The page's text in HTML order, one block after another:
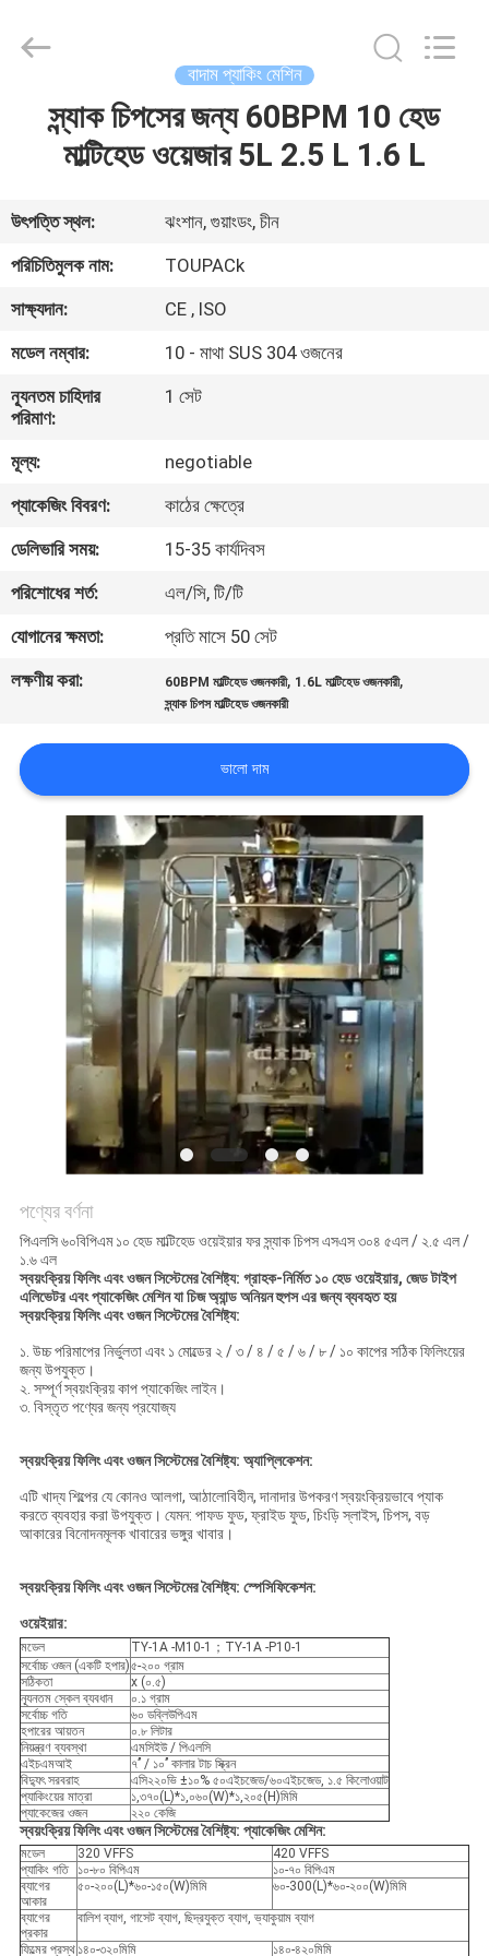
আমাদের
সম্পর্কে
ফ্যাক্টরি
ট্যুর
মান
নিয়ন্ত্রণ
আমাদের
সাথে
যোগাযোগ
করুন
খবর
SITEMAP
গোপনীয়তা
নীতি
বাদাম প্যাকিং মেশিন
স্ন্যাক চিপসের জন্য 60BPM 10 হেড
মাল্টিহেড ওয়েজার 5L 2.5 L 1.6 L
উৎপত্তি স্থল:
ঝংশান, গুয়াংডং, চীন
পরিচিতিমুলক নাম:
TOUPACk
সাক্ষ্যদান:
CE , ISO
মডেল নম্বার:
10 - মাথা SUS 304 ওজনের
ন্যূনতম চাহিদার
পরিমাণ:
1 সেট
মূল্য:
negotiable
প্যাকেজিং বিবরণ:
কাঠের ক্ষেত্রে
ডেলিভারি সময়:
15-35 কার্যদিবস
পরিশোধের শর্ত:
এল/সি, টি/টি
যোগানের ক্ষমতা:
প্রতি মাসে 50 সেট
লক্ষণীয় করা:
60BPM মাল্টিহেড ওজনকারী, 1.6L মাল্টিহেড ওজনকারী,
স্ন্যাক চিপস মাল্টিহেড ওজনকারী
ভালো দাম
পণ্যের বর্ণনা
পিএলসি ৬০বিপিএম ১০ হেড মাল্টিহেড ওয়েইয়ার ফর স্ন্যাক চিপস এসএস ৩০৪ ৫এল / ২.৫ এল /
১.৬ এল
স্বয়ংক্রিয় ফিলিং এবং ওজন সিস্টেমের বৈশিষ্ট্য: গ্রাহক-নির্মিত ১০ হেড ওয়েইয়ার, জেড টাইপ
এলিভেটর এবং প্যাকেজিং মেশিন যা চিজ অ্যান্ড অনিয়ন হুপস এর জন্য ব্যবহৃত হয়
স্বয়ংক্রিয় ফিলিং এবং ওজন সিস্টেমের বৈশিষ্ট্য:
১. উচ্চ পরিমাপের নির্ভুলতা এবং ১ মোল্ডের ২ / ৩ / ৪ / ৫ / ৬ / ৮ / ১০ কাপের সঠিক ফিলিংয়ের
জন্য উপযুক্ত।
২. সম্পূর্ণ স্বয়ংক্রিয় কাপ প্যাকেজিং লাইন।
৩. বিস্তৃত পণ্যের জন্য প্রযোজ্য
স্বয়ংক্রিয় ফিলিং এবং ওজন সিস্টেমের বৈশিষ্ট্য: অ্যাপ্লিকেশন:
এটি খাদ্য শিল্পের যে কোনও আলগা, আঠালোবিহীন, দানাদার উপকরণ স্বয়ংক্রিয়ভাবে প্যাক
করতে ব্যবহার করা উপযুক্ত। যেমন: পাফড ফুড, ফ্রাইড ফুড, চিংড়ি স্লাইস, চিপস, বড়
আকারের বিনোদনমূলক খাবারের ভঙ্গুর খাবার।
স্বয়ংক্রিয় ফিলিং এবং ওজন সিস্টেমের বৈশিষ্ট্য: স্পেসিফিকেশন:
ওয়েইয়ার:
মডেল
TY-1A -M10-1；TY-1A -P10-1
সর্বোচ্চ ওজন (একটি হপার)৫-২০০ গ্রাম
সঠিকতা
x (০.৫)
ন্যূনতম স্কেল ব্যবধান
০.১ গ্রাম
সর্বোচ্চ গতি
৬০ ডব্লিউপিএম
হপারের আয়তন
০.৮ লিটার
নিয়ন্ত্রণ ব্যবস্থা
এমসিইউ / পিএলসি
এইচএমআই
৭’’ / ১০’’ কালার টাচ স্ক্রিন
বিদ্যুৎ সরবরাহ
এসি২২০ভি ±১০% ৫০এইচজেড/৬০এইচজেড, ১.৫ কিলোওয়াট
প্যাকিংয়ের মাত্রা
১,৩৭০(L)*১,০৬০(W)*১,২০৫(H)মিমি
প্যাকেজের ওজন
২২০ কেজি
স্বয়ংক্রিয় ফিলিং এবং ওজন সিস্টেমের বৈশিষ্ট্য: প্যাকেজিং মেশিন:
মডেল 320 VFFS
420 VFFS
প্যাকিং গতি
১০-৮০ বিপিএম
১০-৭০ বিপিএম
ব্যাগের
আকার
৫০-২০০(L)*৬০-১৫০(W)মিমি ৬০-300(L)*৬০-২০০(W)মিমি
ব্যাগের
প্রকার
বালিশ ব্যাগ, গাসেট ব্যাগ, ছিদ্রযুক্ত ব্যাগ, ভ্যাকুয়াম ব্যাগ
ফিল্মের প্রস্থ ১৪০-৩২০মিমি ১৪০-৪২০মিমি